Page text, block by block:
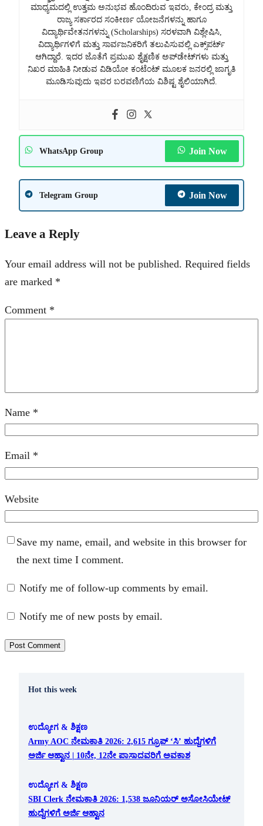
ಮಾಧ್ಯಮದಲ್ಲಿ ಉತ್ತಮ ಅನುಭವ ಹೊಂದಿರುವ ಇವರು, ಕೇಂದ್ರ ಮತ್ತು
ರಾಜ್ಯ ಸರ್ಕಾರದ ಸಂಕೀರ್ಣ ಯೋಜನೆಗಳನ್ನು ಹಾಗೂ
ವಿದ್ಯಾರ್ಥಿವೇತನಗಳನ್ನು (Scholarships) ಸರಳವಾಗಿ ವಿಶ್ಲೇಷಿಸಿ,
ವಿದ್ಯಾರ್ಥಿಗಳಿಗೆ ಮತ್ತು ಸಾರ್ವಜನಿಕರಿಗೆ ತಲುಪಿಸುವಲ್ಲಿ ಎಕ್ಸ್‌ಪರ್ಟ್
ಆಗಿದ್ದಾರೆ. ಇದರ ಜೊತೆಗೆ ಪ್ರಮುಖ ಶೈಕ್ಷಣಿಕ ಅಪ್‌ಡೇಟ್‌ಗಳು ಮತ್ತು
ನಿಖರ ಮಾಹಿತಿ ನೀಡುವ ವಿಡಿಯೋ ಕಂಟೆಂಟ್ ಮೂಲಕ ಜನರಲ್ಲಿ ಜಾಗೃತಿ
ಮೂಡಿಸುವುದು ಇವರ ಬರವಣಿಗೆಯ ವಿಶಿಷ್ಟ ಶೈಲಿಯಾಗಿದೆ.
WhatsApp Group Join Now
Telegram Group Join Now
Leave a Reply
Your email address will not be published. Required fields
are marked *
Comment *
Name *
Email *
Website
Save my name, email, and website in this browser for
the next time I comment.
Notify me of follow-up comments by email.
Notify me of new posts by email.
Hot this week
ಉದ್ಯೋಗ & ಶಿಕ್ಷಣ
Army AOC ನೇಮಕಾತಿ 2026: 2,615 ಗ್ರೂಪ್ ‘ಸಿ’ ಹುದ್ದೆಗಳಿಗೆ
ಅರ್ಜಿ ಆಹ್ವಾನ | 10ನೇ, 12ನೇ ಪಾಸಾದವರಿಗೆ ಅವಕಾಶ
ಉದ್ಯೋಗ & ಶಿಕ್ಷಣ
SBI Clerk ನೇಮಕಾತಿ 2026: 1,538 ಜೂನಿಯರ್ ಅಸೋಸಿಯೇಟ್
ಹುದ್ದೆಗಳಿಗೆ ಅರ್ಜಿ ಆಹ್ವಾನ